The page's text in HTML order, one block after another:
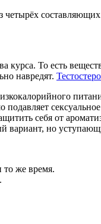
четырёх
То есть
навредят.
себя от
вариант, но
то же время.